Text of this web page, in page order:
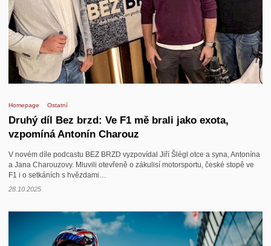
Homepage Ostatní
Druhý díl Bez brzd: Ve F1 mě brali jako exota,
vzpomíná Antonín Charouz
V novém díle podcastu BEZ BRZD vyzpovídal Jiří Šlégl otce a syna, Antonína
a Jana Charouzovy. Mluvili otevřeně o zákulisí motorsportu, české stopě ve
F1 i o setkáních s hvězdami…
28.10.2025